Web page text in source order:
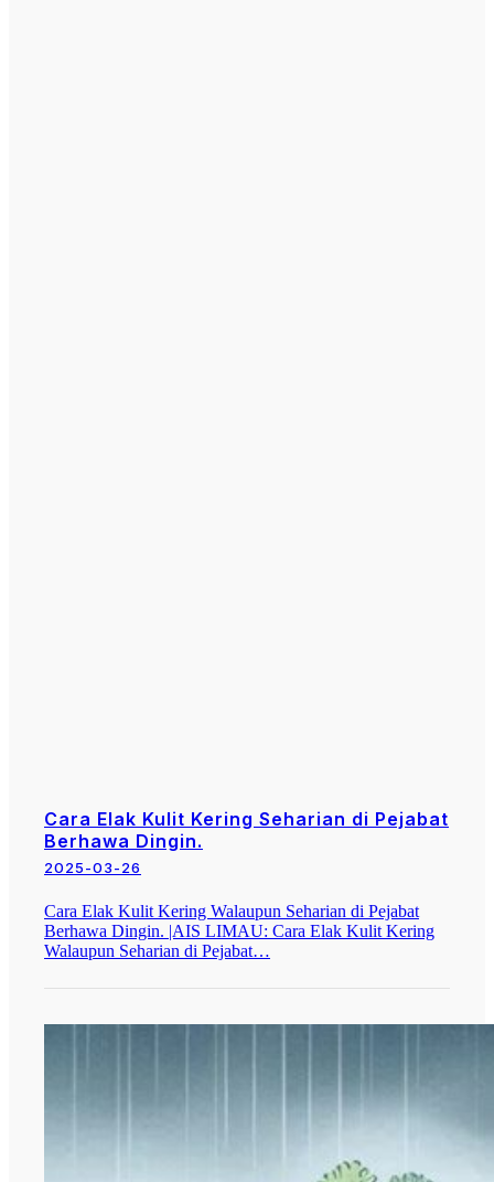
Cara Elak Kulit Kering Seharian di Pejabat
Berhawa Dingin.
2025-03-26
Cara Elak Kulit Kering Walaupun Seharian di Pejabat
Berhawa Dingin. |AIS LIMAU: Cara Elak Kulit Kering
Walaupun Seharian di Pejabat…